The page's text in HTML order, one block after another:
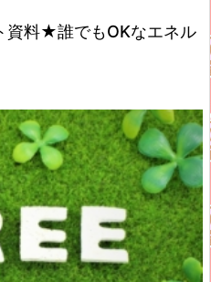
資料★誰でもOKなエネル